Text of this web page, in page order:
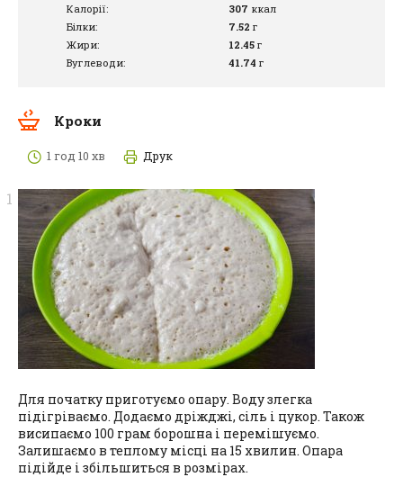
Калорії: 307 ккал
Білки:
7.52 г
Жири:
12.45 г
Вуглеводи:
41.74 г
Кроки
1 год 10 хв Друк
Для початку приготуємо опару. Воду злегка
підігріваємо. Додаємо дріжджі, сіль і цукор. Також
висипаємо 100 грам борошна і перемішуємо.
Залишаємо в теплому місці на 15 хвилин. Опара
підійде і збільшиться в розмірах.